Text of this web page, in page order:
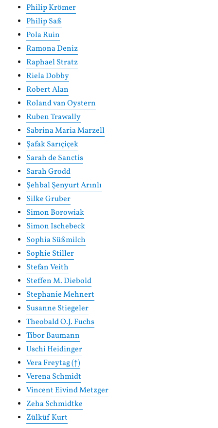
Philip Krömer
Philip Saß
Pola Ruin
Ramona Deniz
Raphael Stratz
Riela Dobby
Robert Alan
Roland van Oystern
Ruben Trawally
Sabrina Maria Marzell
Şafak Sarıçiçek
Sarah de Sanctis
Sarah Grodd
Şehbal Şenyurt Arınlı
Silke Gruber
Simon Borowiak
Simon Ischebeck
Sophia Süßmilch
Sophie Stiller
Stefan Veith
Steffen M. Diebold
Stephanie Mehnert
Susanne Stiegeler
Theobald O.J. Fuchs
Tibor Baumann
Uschi Heidinger
Vera Freytag (†)
Verena Schmidt
Vincent Eivind Metzger
Zeha Schmidtke
Zülküf Kurt